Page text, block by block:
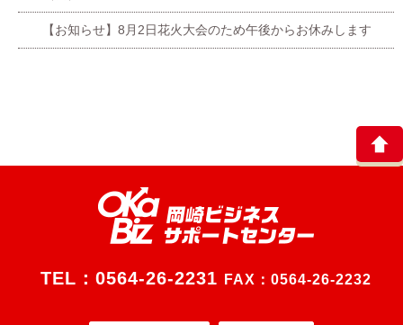
【お知らせ】8月2日花火大会のため午後からお休みします
TEL： 0564-26-2231 FAX：0564-26-2232